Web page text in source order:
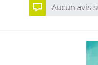
Aucun avis